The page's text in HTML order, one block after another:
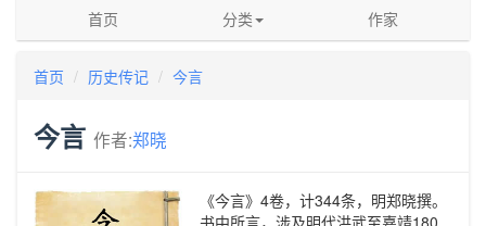
首页 分类 作家
首页 历史传记 今言
今言 作者:郑晓
《今言》4卷，计344条，明郑晓撰。
书中所言，涉及明代洪武至嘉靖180